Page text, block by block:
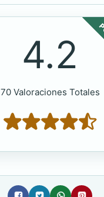
4.2
70 Valoraciones Totales